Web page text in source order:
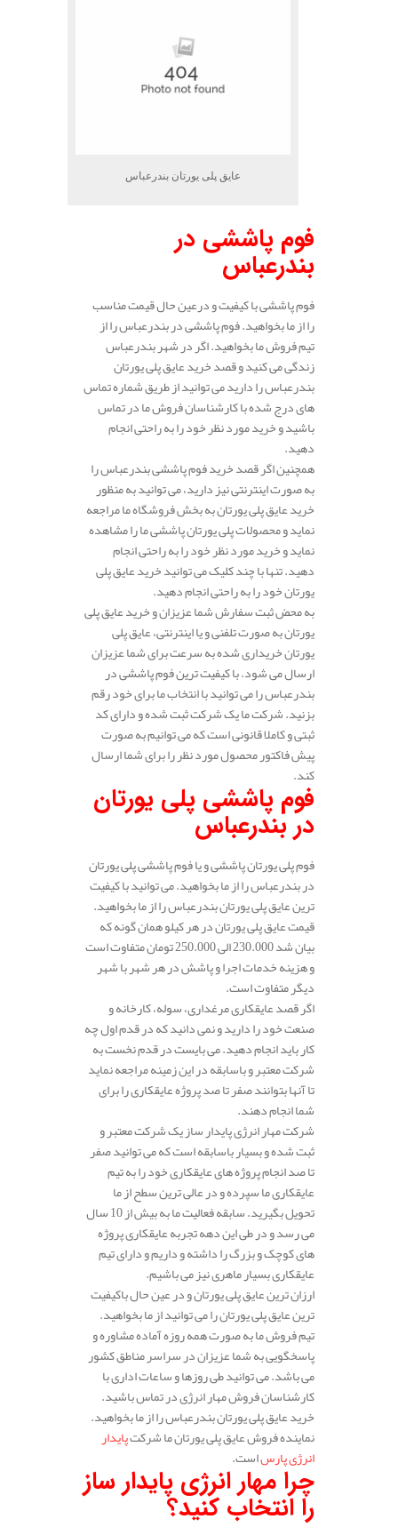
عایق پلی یورتان بندرعباس
فوم پاششی در
بندرعباس
فوم پاششی با کیفیت و درعین حال قیمت مناسب
را از ما بخواهید. فوم پاششی در بندرعباس را از
تیم فروش ما بخواهید. اگر در شهر بندرعباس
زندگی می کنید و قصد خرید عایق پلی یورتان
بندرعباس را دارید می توانید از طریق شماره تماس
های درج شده با کارشناسان فروش ما در تماس
باشید و خرید مورد نظر خود را به راحتی انجام
دهید.
همچنین اگر قصد خرید فوم پاششی بندرعباس را
به صورت اینترنتی نیز دارید، می توانید به منظور
خرید عایق پلی یورتان به بخش فروشگاه ما مراجعه
نماید و محصولات پلی یورتان پاششی ما را مشاهده
نماید و خرید مورد نظر خود را به راحتی انجام
دهید. تنها با چند کلیک می توانید خرید عایق پلی
یورتان خود را به راحتی انجام دهید.
به محض ثبت سفارش شما عزیزان و خرید عایق پلی
یورتان به صورت تلفنی و یا اینترنتی، عایق پلی
یورتان خریداری شده به سرعت برای شما عزیزان
ارسال می شود. با کیفیت ترین فوم پاششی در
بندرعباس را می توانید با انتخاب ما برای خود رقم
بزنید. شرکت ما یک شرکت ثبت شده و دارای کد
ثبتی و کاملا قانونی است که می توانیم به صورت
پیش فاکتور محصول مورد نظر را برای شما ارسال
کند.
فوم پاششی پلی یورتان
در بندرعباس
فوم پلی یورتان پاششی و یا فوم پاششی پلی یورتان
در بندرعباس را از ما بخواهید. می توانید با کیفیت
ترین عایق پلی یورتان بندرعباس را از ما بخواهید.
قیمت عایق پلی یورتان در هر کیلو همان گونه که
بیان شد 230.000 الی 250.000 تومان متفاوت است
و هزینه خدمات اجرا و پاشش در هر شهر با شهر
دیگر متفاوت است.
اگر قصد عایقکاری مرغداری، سوله، کارخانه و
صنعت خود را دارید و نمی دانید که در قدم اول چه
کار باید انجام دهید. می بایست در قدم نخست به
شرکت معتبر و باسابقه در این زمینه مراجعه نماید
تا آنها بتوانند صفر تا صد پروژه عایقکاری را برای
شما انجام دهند.
شرکت مهار انرژی پایدار ساز یک شرکت معتبر و
ثبت شده و بسیار باسابقه است که می توانید صفر
تا صد انجام پروژه های عایقکاری خود را به تیم
عایقکاری ما سپرده و در عالی ترین سطح از ما
تحویل بگیرید. سابقه فعالیت ما به بیش از 10 سال
می رسد و در طی این دهه تجربه عایقکاری پروژه
های کوچک و بزرگ را داشته و داریم و دارای تیم
عایقکاری بسیار ماهری نیز می باشیم.
ارزان ترین عایق پلی یورتان و در عین حال باکیفیت
ترین عایق پلی یورتان را می توانید از ما بخواهید.
تیم فروش ما به صورت همه روزه آماده مشاوره و
پاسخگویی به شما عزیزان در سراسر مناطق کشور
می باشد. می توانید طی روزها و ساعات اداری با
کارشناسان فروش مهار انرژی در تماس باشید.
خرید عایق پلی یورتان بندرعباس را از ما بخواهید.
نماینده فروش عایق پلی یورتان ما شرکتپایدار
انرژی پارساست.
چرا مهار انرژی پایدار ساز
را انتخاب کنید؟